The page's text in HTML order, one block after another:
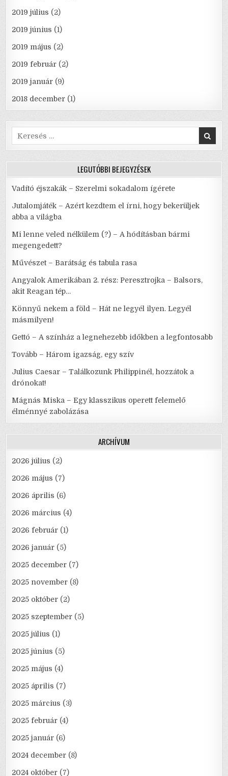
2019 július (2)
2019 június (1)
2019 május (2)
2019 február (2)
2019 január (9)
2018 december (1)
Search
for:
LEGUTÓBBI BEJEGYZÉSEK
Vadító éjszakák – Szerelmi sokadalom ígérete
Jutalomjáték – Azért kezdtem el írni, hogy bekerüljek
abba a világba
Mi lenne veled nélkülem (?) – A hódításban bármi
megengedett?
Művészet – Barátság és tabula rasa
Angyalok Amerikában 2. rész: Peresztrojka – Balsors,
akit Reagan tép…
Könnyű nekem a föld – Hát ne legyél ilyen. Legyél
másmilyen!
Gettó – A színház a legnehezebb időkben a legfontosabb
Tovább – Három igazság, egy szív
Julius Caesar – Találkozunk Philippinél, hozzátok a
drónokat!
Mágnás Miska – Egy klasszikus operett felemelő
élménnyé zabolázása
ARCHÍVUM
2026 július (2)
2026 május (7)
2026 április (6)
2026 március (4)
2026 február (1)
2026 január (5)
2025 december (7)
2025 november (8)
2025 október (2)
2025 szeptember (5)
2025 július (1)
2025 június (5)
2025 május (4)
2025 április (7)
2025 március (3)
2025 február (4)
2025 január (6)
2024 december (8)
2024 október (7)